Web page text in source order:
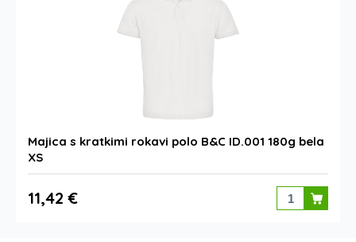
Majica s kratkimi rokavi polo B&C ID.001 180g bela
XS
11,42 €